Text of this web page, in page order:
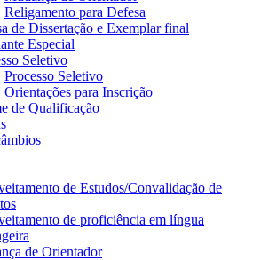
Religamento para Defesa
de Dissertação e Exemplar final
Especial
Seletivo
Processo Seletivo
Orientações para Inscrição
de Qualificação
de Estudos/Convalidação de
de proficiência em língua
de Orientador